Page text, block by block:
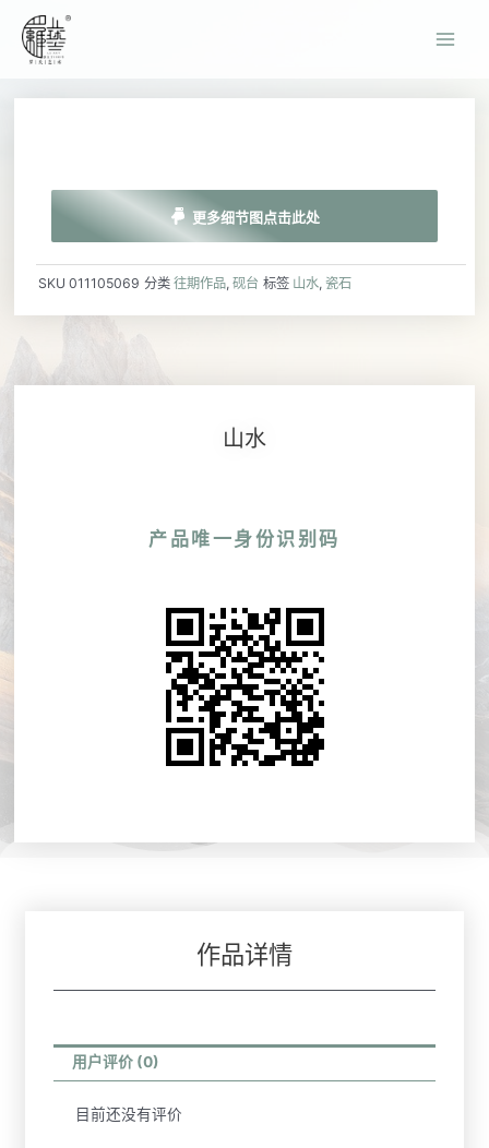
更多细节图点击此处
SKU 011105069 分类 往期作品,砚台 标签 山水,瓷石
山水
产品唯一身份识别码
作品详情
用户评价 (0)
目前还没有评价